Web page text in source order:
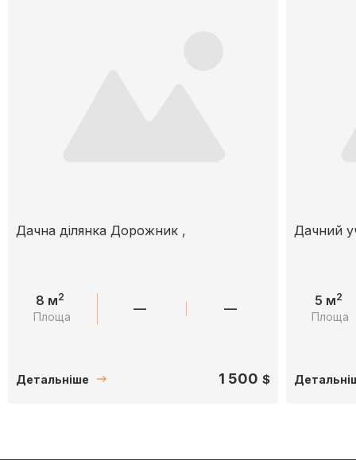
Дачна ділянка Дорожник ,
8 м2
Площа — —
Детальніше 1 500 $
Дачний
5 м2
Площа